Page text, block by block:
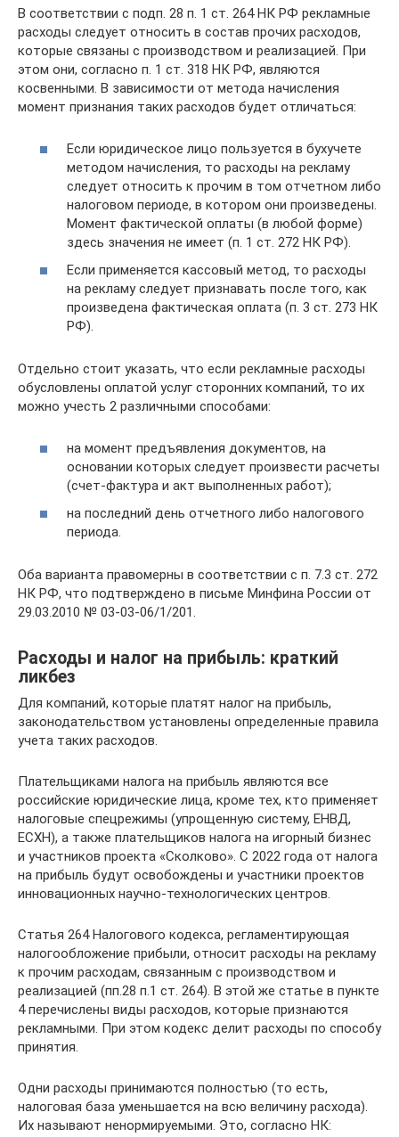
В соответствии с подп. 28 п. 1 ст. 264 НК РФ рекламные
расходы следует относить в состав прочих расходов,
которые связаны с производством и реализацией. При
этом они, согласно п. 1 ст. 318 НК РФ, являются
косвенными. В зависимости от метода начисления
момент признания таких расходов будет отличаться:
Если юридическое лицо пользуется в бухучете
методом начисления, то расходы на рекламу
следует относить к прочим в том отчетном либо
налоговом периоде, в котором они произведены.
Момент фактической оплаты (в любой форме)
здесь значения не имеет (п. 1 ст. 272 НК РФ).
Если применяется кассовый метод, то расходы
на рекламу следует признавать после того, как
произведена фактическая оплата (п. 3 ст. 273 НК
РФ).
Отдельно стоит указать, что если рекламные расходы
обусловлены оплатой услуг сторонних компаний, то их
можно учесть 2 различными способами:
на момент предъявления документов, на
основании которых следует произвести расчеты
(счет-фактура и акт выполненных работ);
на последний день отчетного либо налогового
периода.
Оба варианта правомерны в соответствии с п. 7.3 ст. 272
НК РФ, что подтверждено в письме Минфина России от
29.03.2010 № 03-03-06/1/201.
Расходы и налог на прибыль: краткий
ликбез
Для компаний, которые платят налог на прибыль,
законодательством установлены определенные правила
учета таких расходов.
Плательщиками налога на прибыль являются все
российские юридические лица, кроме тех, кто применяет
налоговые спецрежимы (упрощенную систему, ЕНВД,
ЕСХН), а также плательщиков налога на игорный бизнес
и участников проекта «Сколково». С 2022 года от налога
на прибыль будут освобождены и участники проектов
инновационных научно-технологических центров.
Статья 264 Налогового кодекса, регламентирующая
налогообложение прибыли, относит расходы на рекламу
к прочим расходам, связанным с производством и
реализацией (пп.28 п.1 ст. 264). В этой же статье в пункте
4 перечислены виды расходов, которые признаются
рекламными. При этом кодекс делит расходы по способу
принятия.
Одни расходы принимаются полностью (то есть,
налоговая база уменьшается на всю величину расхода).
Их называют ненормируемыми. Это, согласно НК: